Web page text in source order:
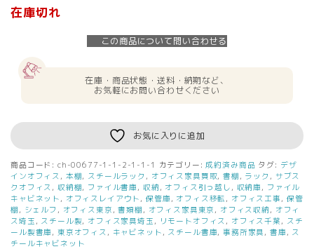
在庫切れ
この商品について問い合わせる
在庫・商品状態・送料・納期など、
お気軽にお問い合わせください
お気に入りに追加
商品コード: ch-00677-1-1-2-1-1-1 カテゴリー: 成約済み商品 タグ: デザ
インオフィス , 本棚, スチールラック , オフィス家具買取,書棚 , ラック , サブス
クオフィス , 収納棚, ファイル書庫 , 収納 , オフィス引っ越し , 収納庫 , ファイル
キャビネット , オフィスレイアウト , 保管庫 , オフィス移転 , オフィス工事 , 保管
棚 , シェルフ , オフィス東京 ,書類棚 , オフィス家具東京 , オフィス収納 , オフィ
ス埼玉 , スチール製, オフィス家具埼玉 , リモートオフィス , オフィス千葉 , スチ
ール製書庫 , 東京オフィス , キャビネット , スチール書庫,事務所家具 , 書庫 , ス
チールキャビネット